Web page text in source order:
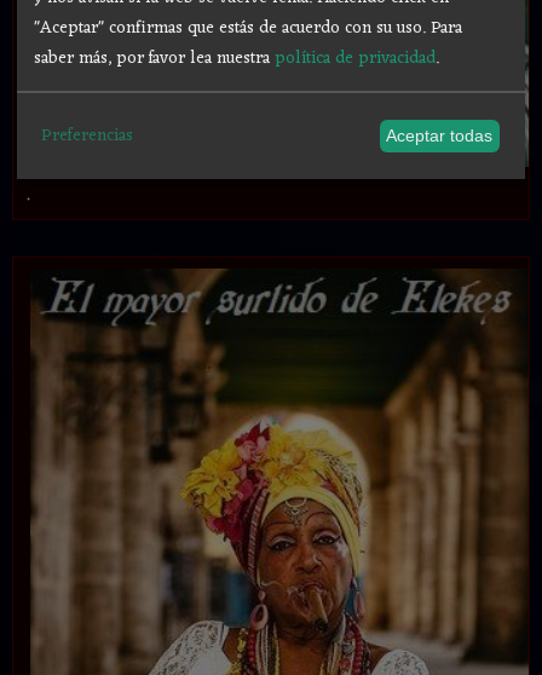
.
"Aceptar" confirmas que estás de acuerdo con su uso.Para
saber más, por favor lea nuestrapolítica de privacidad.
Preferencias Aceptar todas